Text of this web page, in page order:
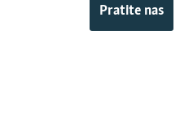
Pratite nas